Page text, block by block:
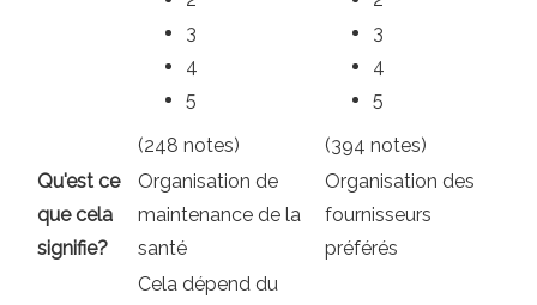
3
4
5
(248 notes)
3
4
5
(394 notes)
Qu'est ce
que cela
signifie?
Organisation de
maintenance de la
santé
Organisation des
fournisseurs
préférés
Cela dépend du